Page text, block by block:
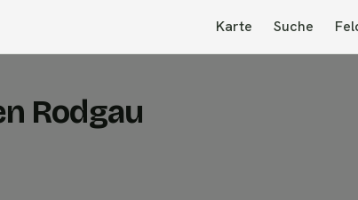
Karte Suche
Rodgau